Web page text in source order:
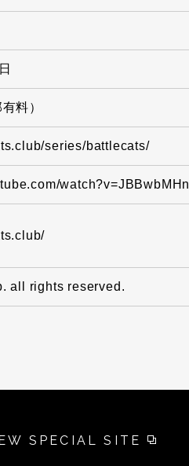
料）
series/battlecats/
all rights reserved.
SPECIAL SITE